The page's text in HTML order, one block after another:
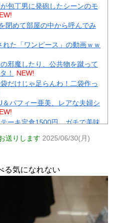
包丁男に発砲したシーンのモ
閉めて部屋の中から呼んでみ
た「ワンピース」の動画ｗｗ
邪魔したり、公共物を蹴って
！
NEW!
だけじゃ足らんわ！二袋作っ
＆パフィー亜美、レアな夫婦シ
ーキ定食1500円、ガチで美味
けない植物」を小学校に植え
？」衝撃の光景が・・・
に頼んだらこうなるｗｗｗ
は痛い』発言にガル民激怒→
”謝罪ネタにガル民総ツッコミ
送りします 2025/06/30(月)
る気になれない